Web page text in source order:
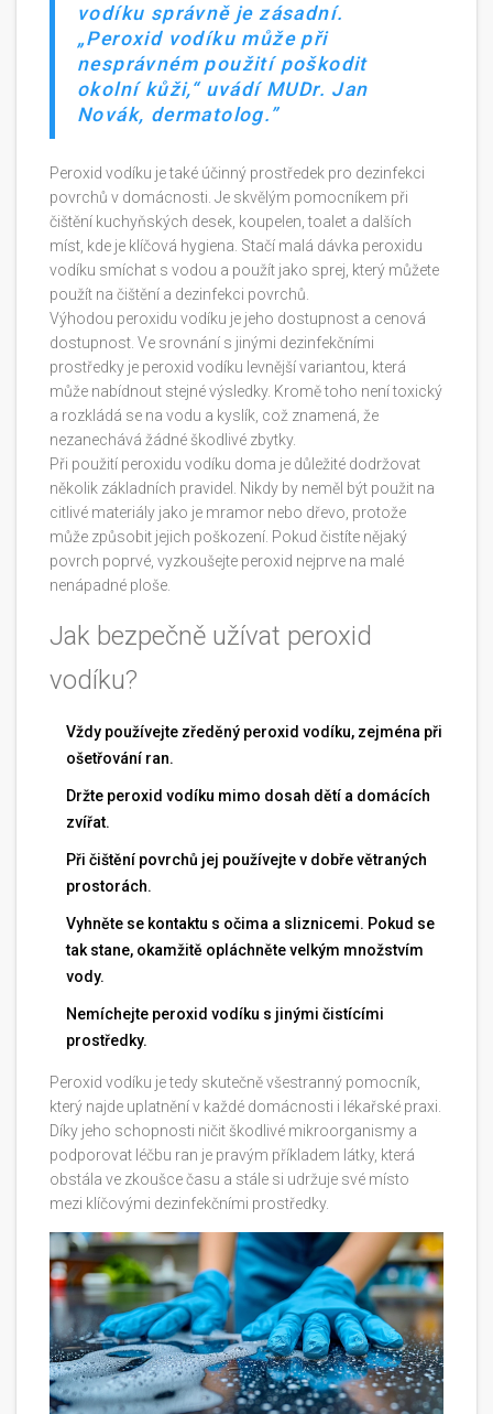
vodíku správně je zásadní.
„Peroxid vodíku může při
nesprávném použití poškodit
okolní kůži,“ uvádí MUDr. Jan
Novák, dermatolog.
Peroxid vodíku je také účinný prostředek pro dezinfekci
povrchů v domácnosti. Je skvělým pomocníkem při
čištění kuchyňských desek, koupelen, toalet a dalších
míst, kde je klíčová hygiena. Stačí malá dávka peroxidu
vodíku smíchat s vodou a použít jako sprej, který můžete
použít na čištění a dezinfekci povrchů.
Výhodou peroxidu vodíku je jeho dostupnost a cenová
dostupnost. Ve srovnání s jinými dezinfekčními
prostředky je peroxid vodíku levnější variantou, která
může nabídnout stejné výsledky. Kromě toho není toxický
a rozkládá se na vodu a kyslík, což znamená, že
nezanechává žádné škodlivé zbytky.
Při použití peroxidu vodíku doma je důležité dodržovat
několik základních pravidel. Nikdy by neměl být použit na
citlivé materiály jako je mramor nebo dřevo, protože
může způsobit jejich poškození. Pokud čistíte nějaký
povrch poprvé, vyzkoušejte peroxid nejprve na malé
nenápadné ploše.
Jak bezpečně užívat peroxid
vodíku?
Vždy používejte zředěný peroxid vodíku, zejména při
ošetřování ran.
Držte peroxid vodíku mimo dosah dětí a domácích
zvířat.
Při čištění povrchů jej používejte v dobře větraných
prostorách.
Vyhněte se kontaktu s očima a sliznicemi. Pokud se
tak stane, okamžitě opláchněte velkým množstvím
vody.
Nemíchejte peroxid vodíku s jinými čistícími
prostředky.
Peroxid vodíku je tedy skutečně všestranný pomocník,
který najde uplatnění v každé domácnosti i lékařské praxi.
Díky jeho schopnosti ničit škodlivé mikroorganismy a
podporovat léčbu ran je pravým příkladem látky, která
obstála ve zkoušce času a stále si udržuje své místo
mezi klíčovými dezinfekčními prostředky.